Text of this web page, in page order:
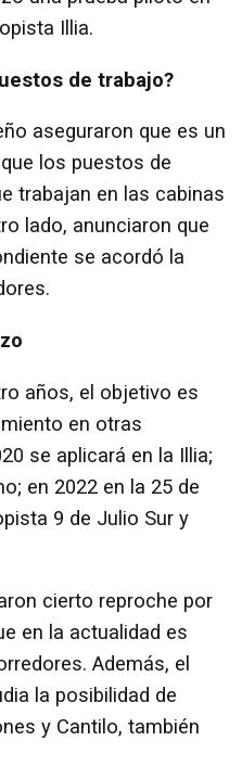
Illia.
de trabajo?
aseguraron que es un
los puestos de
trabajan en las cabinas
lado, anunciaron que
se acordó la
años, el objetivo es
en otras
se aplicará en la Illia;
en 2022 en la 25 de
9 de Julio Sur y
cierto reproche por
en la actualidad es
Además, el
la posibilidad de
y Cantilo, también